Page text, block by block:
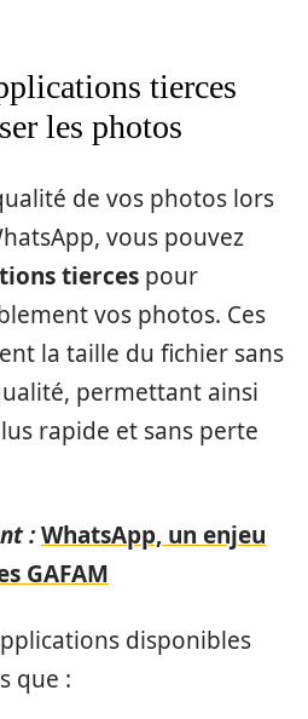
tierces
les photos
de vos photos lors
vous pouvez
tierces pour
vos photos. Ces
la taille du fichier sans
permettant ainsi
rapide et sans perte
:WhatsApp, un enjeu
GAFAM
disponibles
que :